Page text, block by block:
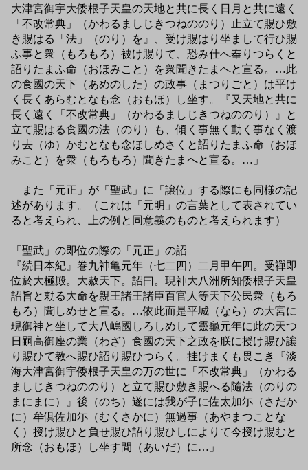
大津宮御宇大倭根子天皇の天地と共に長く日月と共に遠く
「不改常典」（かわるましじきつねののり）止立て賜ひ敷
き賜はる「法」（のり）を』、受け賜はり坐まして行ひ賜
ふ事と衆（もろもろ）被け賜りて、恐み仕へ奉りつらくと
詔りたまふ命（おほみこと）を衆聞きたまへと宣る。…此
の食國の天下（あめのした）の政事（まつりごと）は平け
く長くあらむとなも念（おもほ）し坐す。『又天地と共に
長く遠く「不改常典」（かわるましじきつねののり）』と
立て賜はる食國の法（のり）も、傾く事無く動く事なく渡
り去（ゆ）かむとなも念ほしめさくと詔りたまふ命（おほ
みこと）を衆（もろもろ）聞きたまへと宣る。…」
また「元正」が「聖武」に「譲位」する際にも同様の記
述があります。（これは「元明」の言葉として表されてい
ると考えられ、上の例と同意義のものと考えられます）
「聖武」の即位の際の「元正」の詔
『続日本紀』巻九神亀元年（七二四）二月甲午四。受禪即
位於大極殿。大赦天下。詔曰。現神大八洲所知倭根子天皇
詔旨と勅る大命を親王諸王諸臣百官人等天下公民衆（もろ
もろ）聞しめせと宣る。…依此而是平城（なら）の大宮に
現御神と坐して大八嶋國しろしめして靈龜元年に此の天つ
日嗣高御座の業（わざ）食國の天下之政を朕に授け賜ひ讓
り賜ひて教へ賜ひ詔り賜ひつらく。挂けまくも畏こき『淡
海大津宮御宇倭根子天皇の万の世に「不改常典」（かわる
ましじきつねののり）と立て賜ひ敷き賜へる隨法（のりの
まにまに）』後（のち）遂には我が子に佐太加尓（さだか
に）牟倶佐加尓（むくさかに）無過事（あやまつことな
く）授け賜ひと負せ賜ひ詔り賜ひしによりて今授け賜むと
所念（おもほ）し坐す間（あいだ）に…」